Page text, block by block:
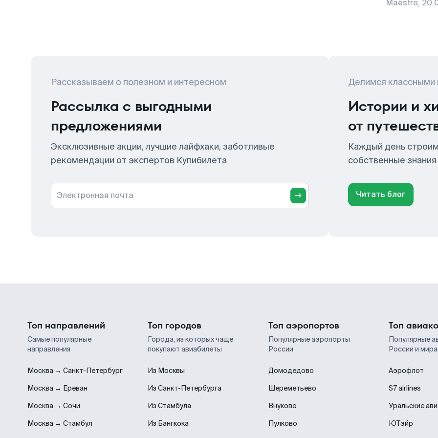
Maestro,
Рассказываем о полезном и интересном
Рассылка с выгодными
предложениями
Эксклюзивные акции, лучшие лайфхаки, заботливые
рекомендации от экспертов Купибилета
Электронная почта
Делимся классными
Истории и
от
Каждый день
собственные
Читать блог
Топ направлений
Самые популярные
направления
Москва → Санкт-Петербург
Москва → Ереван
Москва → Сочи
Москва → Стамбул
Топ городов
Города, из которых чаще
покупают авиабилеты
Из Москвы
Из Санкт-Петербурга
Из Стамбула
Из Бангкока
Топ аэропортов
Популярные аэропорты
России
Домодедово
Шереметьево
Внуково
Пулково
Топ
Популярные
России и мира
Аэрофлот
S7 airlines
Уральские
ЮТэйр